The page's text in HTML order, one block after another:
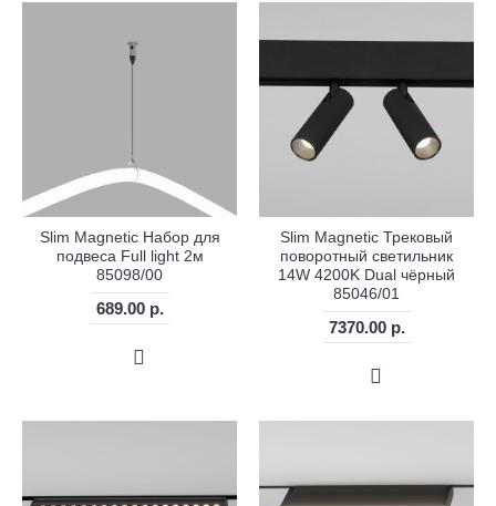
Slim Magnetic Набор для
подвеса Full light 2м
85098/00
689.00 р.
Slim Magnetic Трековый
поворотный светильник
14W 4200K Dual чёрный
85046/01
7370.00 р.